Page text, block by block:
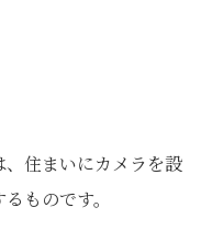
住まいにカメラを設
ものです。